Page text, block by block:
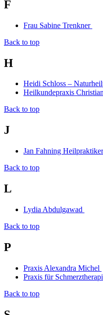
F
Frau Sabine Trenkner
Back to top
H
Heidi Schloss –
Heilkundepraxis
Back to top
J
Jan Fahning
Back to top
L
Lydia Abdulgawad
Back to top
P
Praxis Alexandra Michel
Praxis für
Back to top